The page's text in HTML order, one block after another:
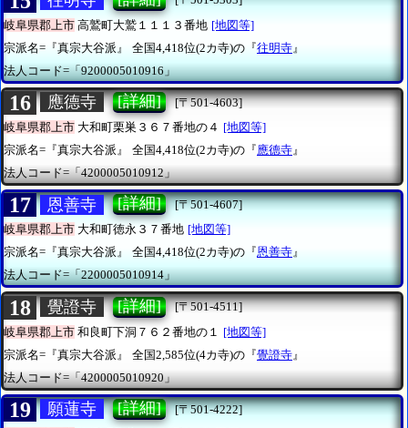
岐阜県郡上市 高鷲町大鷲１１１３番地 [地図等]
宗派名=『真宗大谷派』
全国4,418位(2カ寺)の『往明寺 』
法人コード=「9200005010916」
16 應德寺 [詳細]
[〒501-4603]
岐阜県郡上市 大和町栗巣３６７番地の４ [地図等]
宗派名=『真宗大谷派』
全国4,418位(2カ寺)の『應德寺 』
法人コード=「4200005010912」
17 恩善寺 [詳細]
[〒501-4607]
岐阜県郡上市 大和町徳永３７番地 [地図等]
宗派名=『真宗大谷派』
全国4,418位(2カ寺)の『恩善寺』
法人コード=「2200005010914」
18 覺證寺 [詳細]
[〒501-4511]
岐阜県郡上市 和良町下洞７６２番地の１
[地図等]
宗派名=『真宗大谷派』
全国2,585位(4カ寺)の『覺證寺 』
法人コード=「4200005010920」
19 願蓮寺 [詳細]
[〒501-4222]